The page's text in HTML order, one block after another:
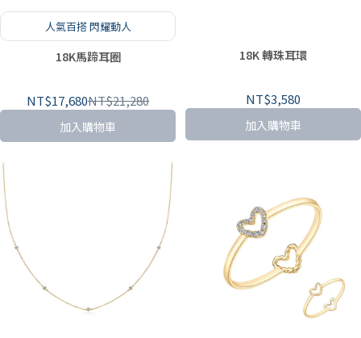
人氣百搭 閃耀動人
18K馬蹄耳圈
NT$17,680NT$21,280
加入購物車
18K 轉珠耳環
NT$3,580
加入購物車